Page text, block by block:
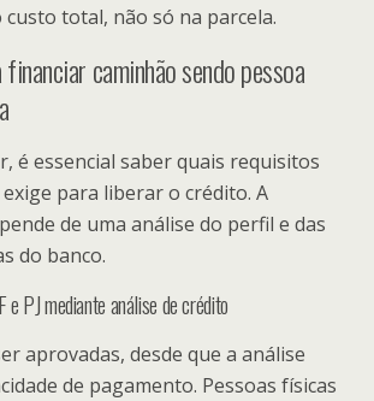
total, não só na parcela.
caminhão sendo pessoa
é essencial saber quais requisitos
para liberar o crédito. A
de uma análise do perfil e das
do banco.
PJ mediante análise de crédito
aprovadas, desde que a análise
de pagamento. Pessoas físicas